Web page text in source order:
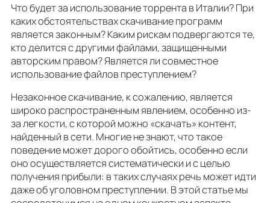
Что будет за использование торрента в Италии? При
каких обстоятельствах скачивание программ
является законным? Каким рискам подвергаются те,
кто делится с другими файлами, защищенными
авторским правом? Является ли совместное
использование файлов преступлением?
Незаконное скачивание, к сожалению, является
широко распространенным явлением, особенно из-
за легкости, с которой можно «скачать» контент,
найденный в сети. Многие не знают, что такое
поведение может дорого обойтись, особенно если
оно осуществляется систематически и с целью
получения прибыли: в таких случаях речь может идти
даже об уголовном преступлении. В этой статье мы